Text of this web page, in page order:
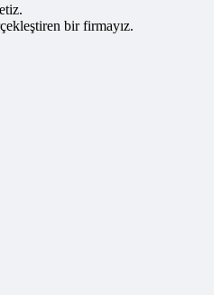
bir firmayız.